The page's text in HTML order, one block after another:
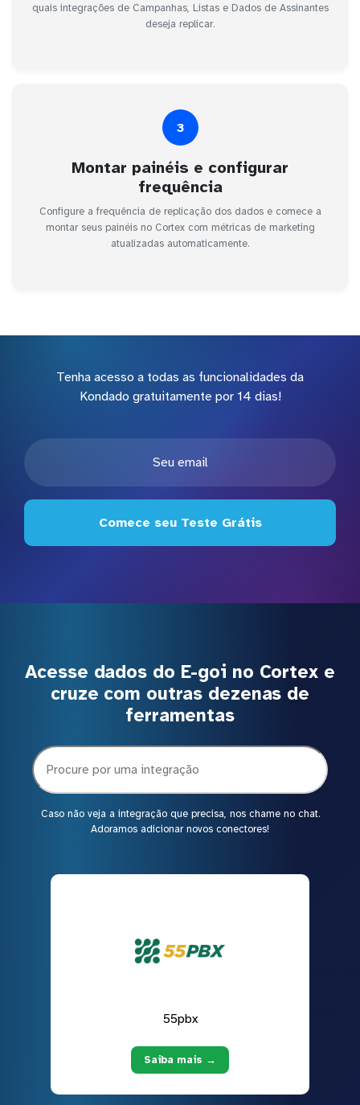
quais integrações de Campanhas, Listas e Dados de Assinantes
deseja replicar.
3
Montar painéis e configurar
frequência
Configure a frequência de replicação dos dados e comece a
montar seus painéis no Cortex com métricas de marketing
atualizadas automaticamente.
Tenha acesso a todas as funcionalidades da
Kondado gratuitamente por 14 dias!
Comece seu Teste Grátis
Acesse dados do E-goi no Cortex e
cruze com outras dezenas de
ferramentas
Caso não veja a integração que precisa, nos chame no chat.
Adoramos adicionar novos conectores!
55pbx
Saiba mais →